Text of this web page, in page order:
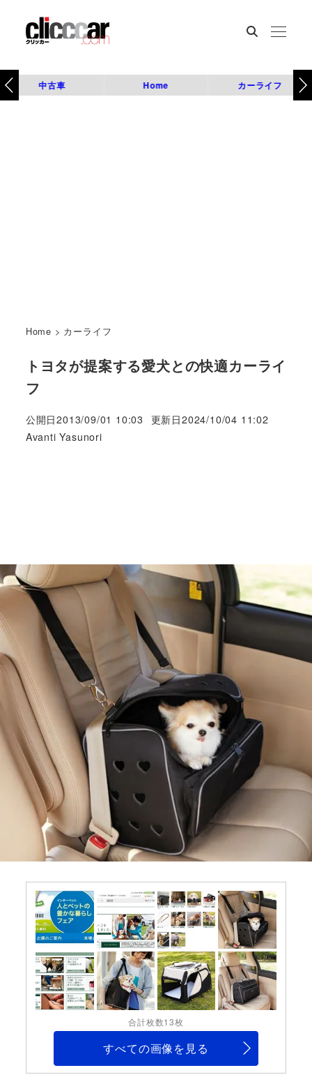
中古車 Home カーライフ
Home > カーライフ
トヨタが提案する愛犬との快適カーライ
フ
公開日2013/09/01 10:03 更新日2024/10/04 11:02
著
Avanti Yasunori
合計枚数13枚
すべての画像を見る